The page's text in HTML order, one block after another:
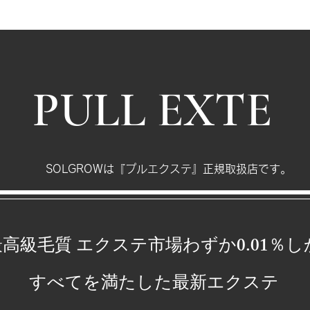
PULL EXTE
SOLGROWは『プルエクステ』正規取扱店です。
級毛質 エクステ市場わずか0.01 ％
​すべてを満たした最新エクステ